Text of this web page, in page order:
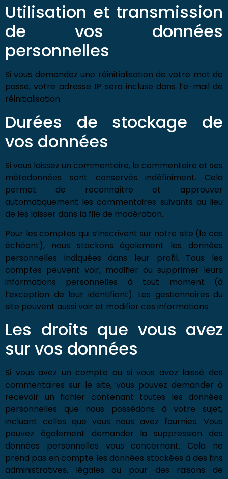
Utilisation et transmission
de vos données
personnelles
Si vous demandez une réinitialisation de votre mot de
passe, votre adresse IP sera incluse dans l’e-mail de
réinitialisation.
Durées de stockage de
vos données
Si vous laissez un commentaire, le commentaire et ses
métadonnées sont conservés indéfiniment. Cela
permet de reconnaître et approuver
automatiquement les commentaires suivants au lieu
de les laisser dans la file de modération.
Pour les comptes qui s’inscrivent sur notre site (le cas
échéant), nous stockons également les données
personnelles indiquées dans leur profil. Tous les
comptes peuvent voir, modifier ou supprimer leurs
informations personnelles à tout moment (à
l’exception de leur identifiant). Les gestionnaires du
site peuvent aussi voir et modifier ces informations.
Les droits que vous avez
sur vos données
Si vous avez un compte ou si vous avez laissé des
commentaires sur le site, vous pouvez demander à
recevoir un fichier contenant toutes les données
personnelles que nous possédons à votre sujet,
incluant celles que vous nous avez fournies. Vous
pouvez également demander la suppression des
données personnelles vous concernant. Cela ne
prend pas en compte les données stockées à des fins
administratives, légales ou pour des raisons de